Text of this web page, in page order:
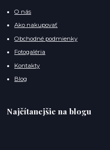
O nás
Ako nakupovať
Obchodné podmienky
Fotogaléria
Kontakty
Blog
Najčítanejšie na blogu